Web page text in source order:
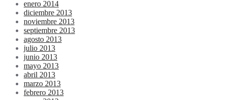
enero 2014
diciembre 2013
noviembre 2013
septiembre 2013
agosto 2013
julio 2013
junio 2013
mayo 2013
abril 2013
marzo 2013
febrero 2013